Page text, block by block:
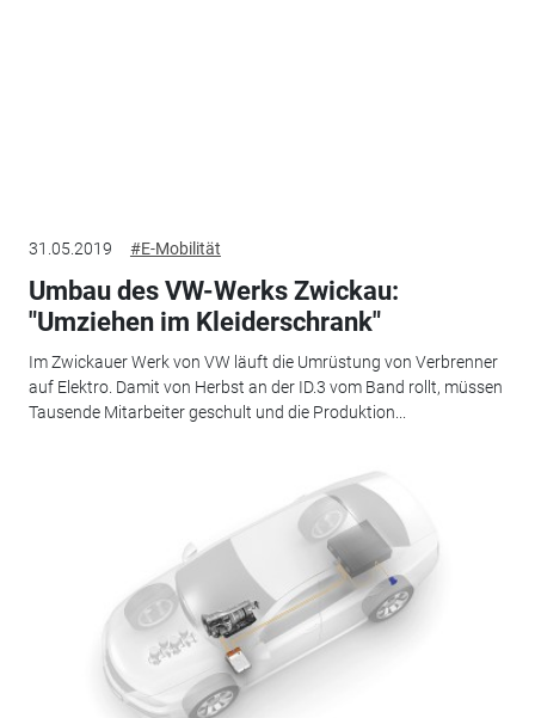
31.05.2019 #E-Mobilität
Umbau des VW-Werks Zwickau:
"Umziehen im Kleiderschrank"
Im Zwickauer Werk von VW läuft die Umrüstung von Verbrenner
auf Elektro. Damit von Herbst an der ID.3 vom Band rollt, müssen
Tausende Mitarbeiter geschult und die Produktion...